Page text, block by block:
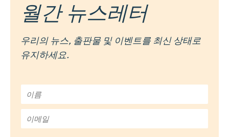
월간 뉴스레터
우리의 뉴스, 출판물 및 이벤트를 최신 상태로
유지하세요.
름
*
메